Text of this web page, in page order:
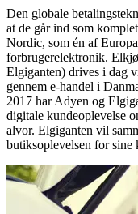
Den globale
at de går ind som
Nordic, som én af
forbrugerelektronik.
Elgiganten) drives i dag
gennem e-handel i
2017 har Adyen og
digitale kundeoplevelse
alvor. Elgiganten vil
butiksoplevelsen for sine